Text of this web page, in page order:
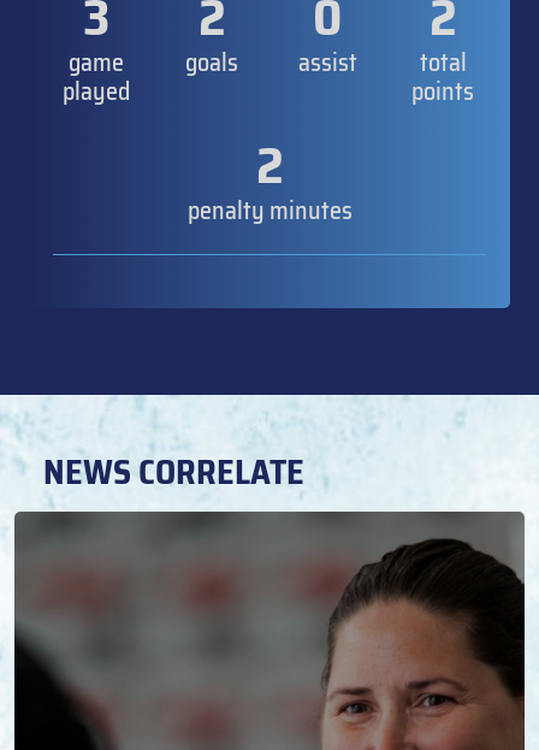
3
game
played
2
goals
0
assist
2
total
points
2
penalty minutes
NEWS CORRELATE